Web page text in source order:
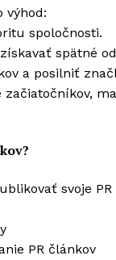
výhod:
spoločnosti.
spätné
a posilniť
svoje
PR článkov